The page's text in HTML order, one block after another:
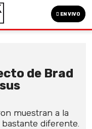
EN VIVO
de Brad
muestran a la
diferente.